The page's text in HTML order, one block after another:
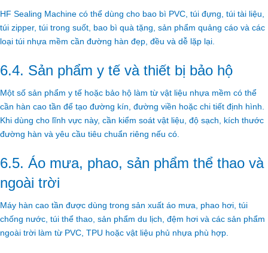
HF Sealing Machine có thể dùng cho bao bì PVC, túi đựng, túi tài liệu,
túi zipper, túi trong suốt, bao bì quà tặng, sản phẩm quảng cáo và các
loại túi nhựa mềm cần đường hàn đẹp, đều và dễ lặp lại.
6.4. Sản phẩm y tế và thiết bị bảo hộ
Một số sản phẩm y tế hoặc bảo hộ làm từ vật liệu nhựa mềm có thể
cần hàn cao tần để tạo đường kín, đường viền hoặc chi tiết định hình.
Khi dùng cho lĩnh vực này, cần kiểm soát vật liệu, độ sạch, kích thước
đường hàn và yêu cầu tiêu chuẩn riêng nếu có.
6.5. Áo mưa, phao, sản phẩm thể thao và
ngoài trời
Máy hàn cao tần được dùng trong sản xuất áo mưa, phao hơi, túi
chống nước, túi thể thao, sản phẩm du lịch, đệm hơi và các sản phẩm
ngoài trời làm từ PVC, TPU hoặc vật liệu phủ nhựa phù hợp.